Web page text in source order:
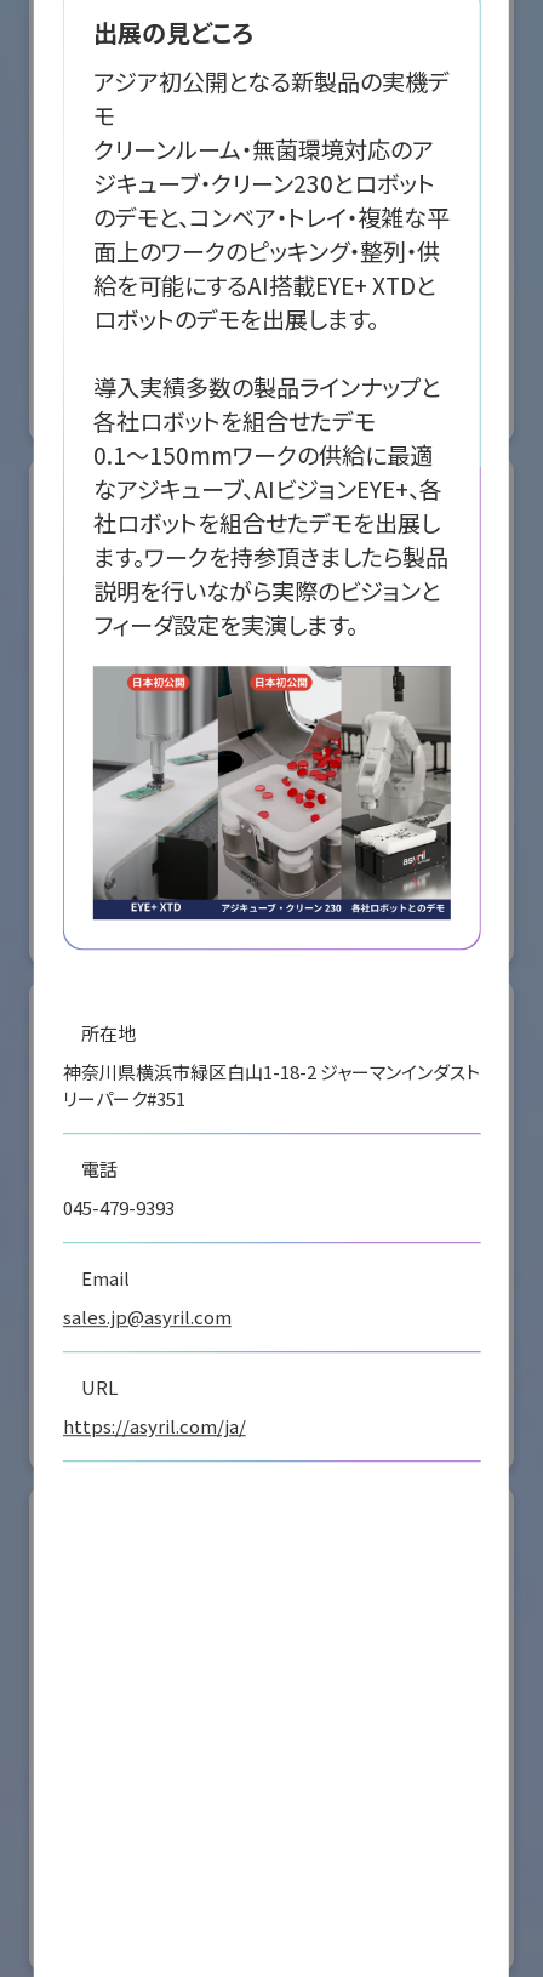
出展の見どころ
アジア初公開となる新製品の実機デ
モ
クリーンルーム・無菌環境対応のア
ジキューブ・クリーン230とロボット
のデモと、コンベア・トレイ・複雑な平
面上のワークのピッキング・整列・供
給を可能にするAI搭載EYE+ XTDと
ロボットのデモを出展します。
導入実績多数の製品ラインナップと
各社ロボットを組合せたデモ
0.1～150mmワークの供給に最適
なアジキューブ、AIビジョンEYE+、各
社ロボットを組合せたデモを出展し
ます。ワークを持参頂きましたら製品
説明を行いながら実際のビジョンと
所在地
神奈川県横浜市緑区白山1-18-2 ジャーマンインダスト
リーパーク#351
電話
045-479-9393
Email
sales.jp@asyril.com
URL
https://asyril.com/ja/
株式会社クリエイティブテクノロジー
#スマートプロダクションロボット #スマートコミュニティロボット
リアル会場小間番号 : E5-08
株式会社ケーメックスONE
国際ロボット展
#スマートプロダクションロボット #スマートコミュニティロボット
リアル会場小間番号 : E4-16
シナノケンシ株式会社
国際ロボット展